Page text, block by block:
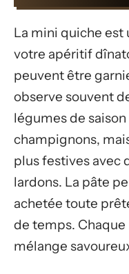
La mini quiche est
votre apéritif
peuvent être
observe souvent
légumes de
champignons,
plus festives avec
lardons. La pâte
achetée toute
de temps.
mélange